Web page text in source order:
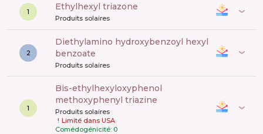
1 ethylhexyl triazone
Produits solaires
2
diethylamino hydroxybenzoyl hexyl
benzoate
Produits solaires
1
bis-ethylhexyloxyphenol
methoxyphenyl triazine
Produits solaires
! Limité dans USA
Comédogénicité: 0